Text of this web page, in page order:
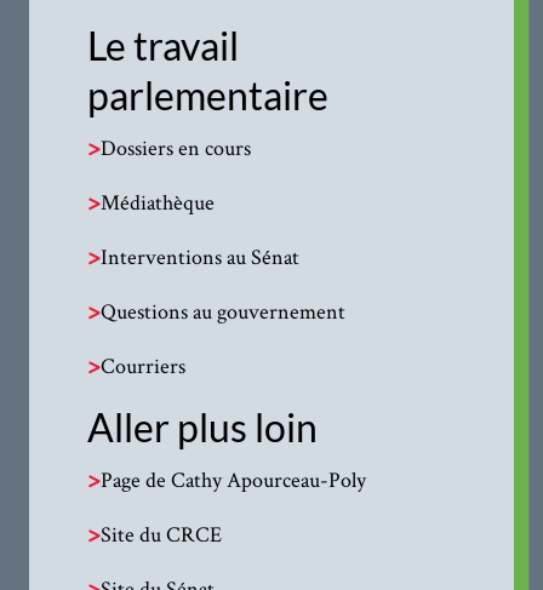
Le travail
parlementaire
>Dossiers en cours
>Médiathèque
>Interventions au Sénat
>Questions au gouvernement
>Courriers
Aller plus loin
>Page de Cathy Apourceau-Poly
>Site du CRCE